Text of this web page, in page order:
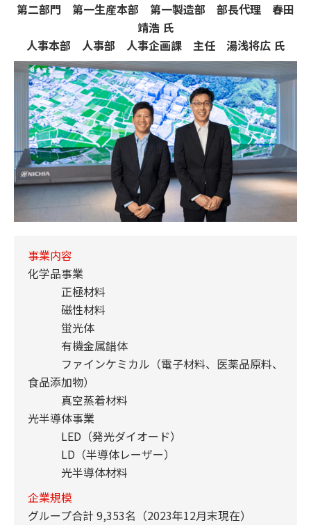
第二部門 第一生産本部 第一製造部 部長代理 春田
靖浩 氏
人事本部 人事部 人事企画課 主任 湯浅将広 氏
事業内容
化学品事業
正極材料
磁性材料
蛍光体
有機金属錯体
ファインケミカル（電子材料、医薬品原料、
食品添加物）
真空蒸着材料
光半導体事業
LED（発光ダイオード）
LD（半導体レーザー）
光半導体材料
企業規模
グループ合計 9,353名（2023年12月末現在）